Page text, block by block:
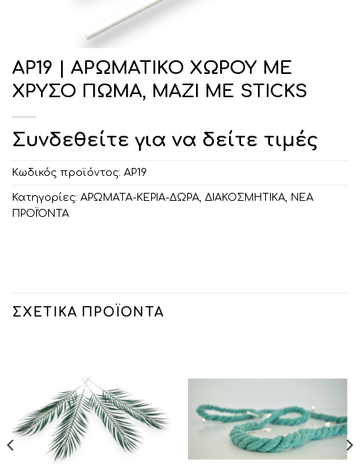
ΑΡ19 | ΑΡΩΜΑΤΙΚΟ ΧΩΡΟΥ ΜΕ
ΧΡΥΣΟ ΠΩΜΑ, ΜΑΖΙ ΜΕ STICKS
Συνδεθείτε για να δείτε τιμές
Κωδικός προϊόντος: ΑΡ19
Κατηγορίες: ΑΡΩΜΑΤΑ-ΚΕΡΙΑ-ΔΩΡΑ, ΔΙΑΚΟΣΜΗΤΙΚA, ΝΕΑ
ΠΡΟΪΌΝΤΑ
ΣΧΕΤΙΚΆ ΠΡΟΪΌΝΤΑ